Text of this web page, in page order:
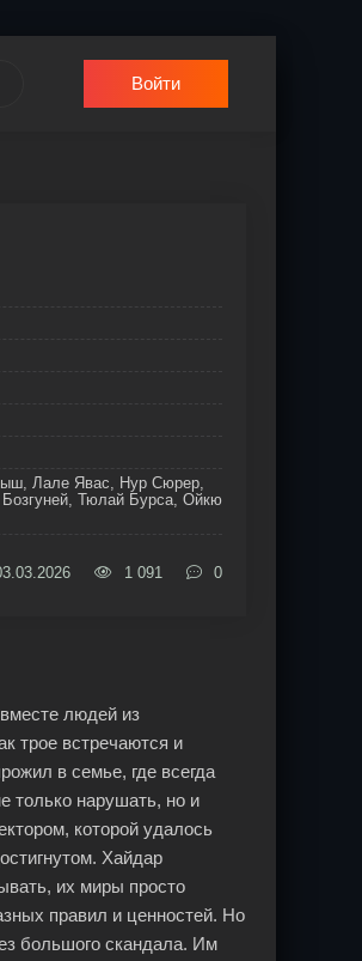
Войти
Лале Явас, Нур Сюрер,
Тюлай Бурса, Ойкю
1 091 0
людей из
трое встречаются и
в семье, где всегда
только нарушать, но и
которой удалось
Хайдар
их миры просто
правил и ценностей. Но
большого скандала. Им